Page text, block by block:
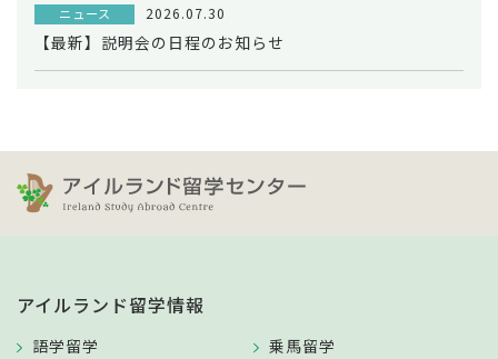
ニュース 2026.07.30
【最新】説明会の日程のお知らせ
アイルランド留学情報
語学留学 乗馬留学